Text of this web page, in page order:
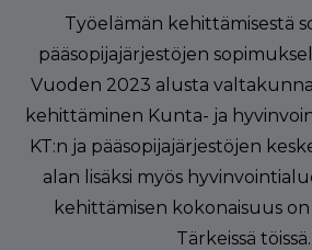
Työelämän kehittämisestä
pääsopijajärjestöjen
Vuoden 2023 alusta
kehittäminen Kunta- ja
KT:n ja pääsopijajärjestöjen
alan lisäksi myös
kehittämisen kokonaisuus
Tärkeissä töissä.